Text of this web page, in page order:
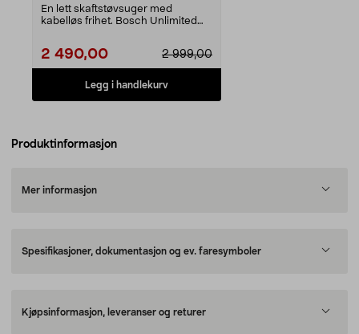
En lett skaftstøvsuger med
kabelløs frihet. Bosch Unlimited
2 999,00
2 490,00
Legg i handlekurv
Produktinformasjon
Mer informasjon
Spesifikasjoner, dokumentasjon og ev. faresymboler
Kjøpsinformasjon, leveranser og returer